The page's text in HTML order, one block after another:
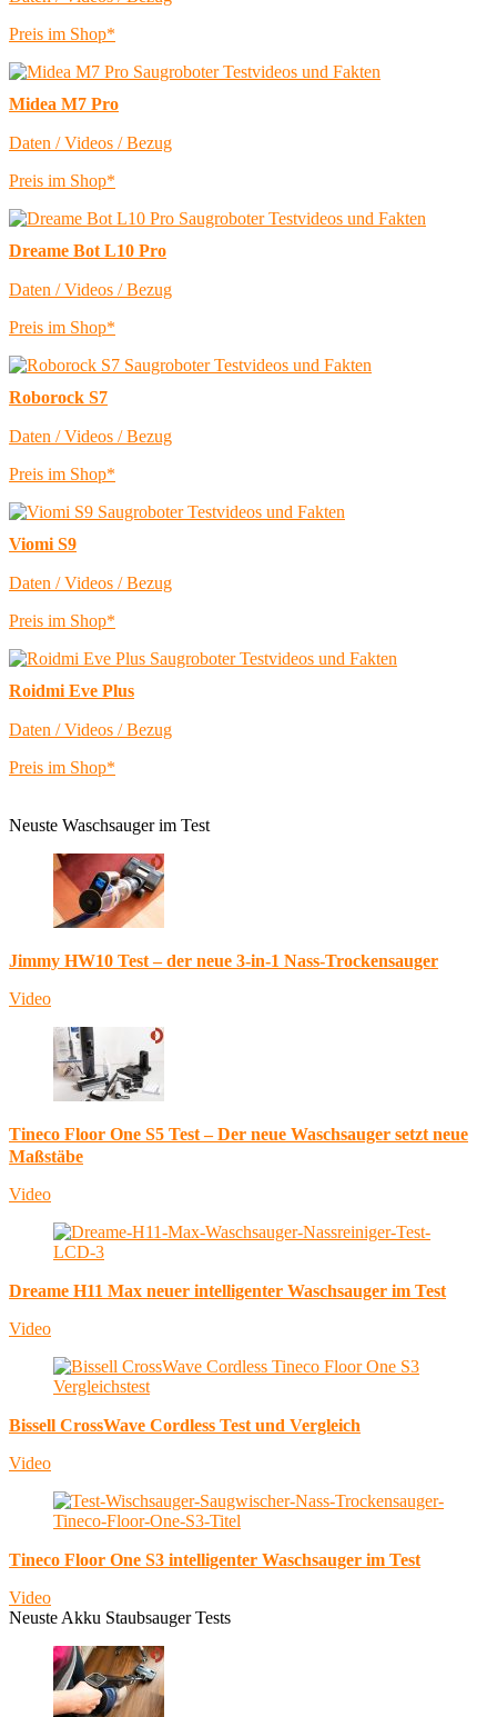
Preis im Shop*
Midea M7 Pro
Daten / Videos / Bezug
Preis im Shop*
Dreame Bot L10 Pro
Daten / Videos / Bezug
Preis im Shop*
Roborock S7
Daten / Videos / Bezug
Preis im Shop*
Viomi S9
Daten / Videos / Bezug
Preis im Shop*
Roidmi Eve Plus
Daten / Videos / Bezug
Preis im Shop*
Neuste Waschsauger im Test
Jimmy HW10 Test – der neue 3-in-1 Nass-Trockensauger
Video
Tineco Floor One S5 Test – Der neue Waschsauger setzt neue
Maßstäbe
Video
Dreame H11 Max neuer intelligenter Waschsauger im Test
Video
Bissell CrossWave Cordless Test und Vergleich
Video
Tineco Floor One S3 intelligenter Waschsauger im Test
Video
Neuste Akku Staubsauger Tests